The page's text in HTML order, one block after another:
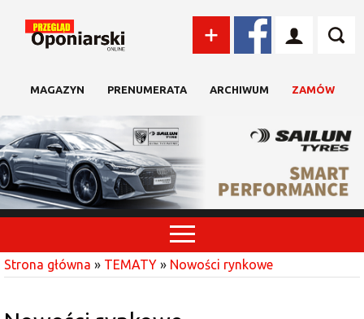
MAGAZYN PRENUMERATA ARCHIWUM ZAMÓW
Strona główna » TEMATY » Nowości rynkowe